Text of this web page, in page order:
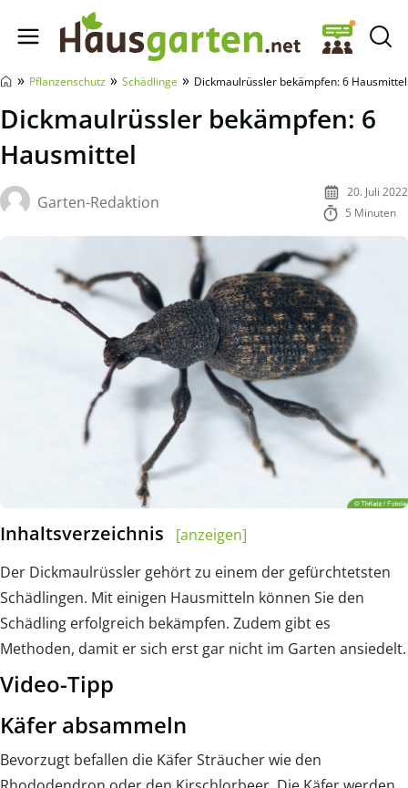
Hausgarten.net
» Pflanzenschutz » Schädlinge » Dickmaulrüssler bekämpfen: 6 Hausmittel
Dickmaulrüssler bekämpfen: 6
Hausmittel
Garten-Redaktion
20. Juli 2022
5 Minuten
Inhaltsverzeichnis
[anzeigen]
Der Dickmaulrüssler gehört zu einem der gefürchtetsten
Schädlingen. Mit einigen Hausmitteln können Sie den
Schädling erfolgreich bekämpfen. Zudem gibt es
Methoden, damit er sich erst gar nicht im Garten ansiedelt.
Video-Tipp
Käfer absammeln
Bevorzugt befallen die Käfer Sträucher wie den